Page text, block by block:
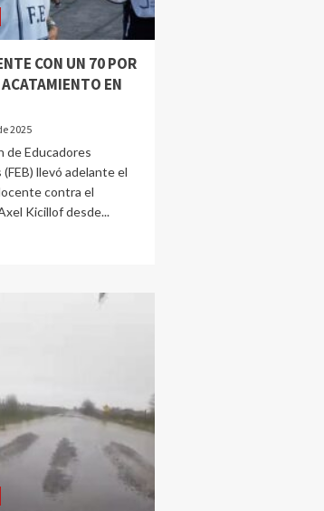
CON UN 70 POR
EN
2025
de Educadores
llevó adelante el
contra el
Kicillof desde...